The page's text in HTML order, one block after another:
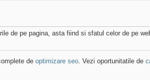
de pe pagina, asta fiind si sfatul celor de pe
de optimizare seo. Vezi oportunitatile de